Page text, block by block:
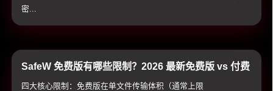
密...
SafeW 免费版有哪些限制？2026 最新免费版 vs 付费
高级版全方位对比与避坑指南
四大核心限制：免费版在单文件传输体积（通常上限